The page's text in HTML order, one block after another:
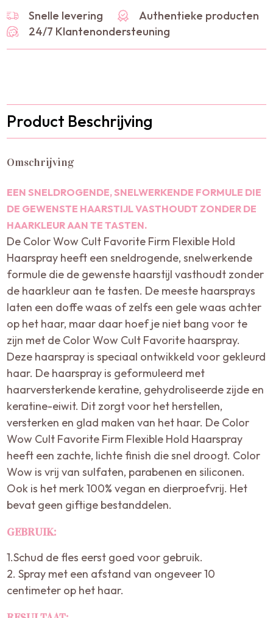
Snelle levering
Authentieke producten
24/7 Klantenondersteuning
Product Beschrijving
Omschrijving
EEN SNELDROGENDE, SNELWERKENDE FORMULE DIE
DE GEWENSTE HAARSTIJL VASTHOUDT ZONDER DE
HAARKLEUR AAN TE TASTEN.
De Color Wow Cult Favorite Firm Flexible Hold
Haarspray heeft een sneldrogende, snelwerkende
formule die de gewenste haarstijl vasthoudt zonder
de haarkleur aan te tasten. De meeste haarsprays
laten een doffe waas of zelfs een gele waas achter
op het haar, maar daar hoef je niet bang voor te
zijn met de Color Wow Cult Favorite haarspray.
Deze haarspray is speciaal ontwikkeld voor gekleurd
haar. De haarspray is geformuleerd met
haarversterkende keratine, gehydroliseerde zijde en
keratine-eiwit. Dit zorgt voor het herstellen,
versterken en glad maken van het haar. De Color
Wow Cult Favorite Firm Flexible Hold Haarspray
heeft een zachte, lichte finish die snel droogt. Color
Wow is vrij van sulfaten, parabenen en siliconen.
Ook is het merk 100% vegan en dierproefvrij. Het
bevat geen giftige bestanddelen.
GEBRUIK:
1.Schud de fles eerst goed voor gebruik.
2. Spray met een afstand van ongeveer 10
centimeter op het haar.